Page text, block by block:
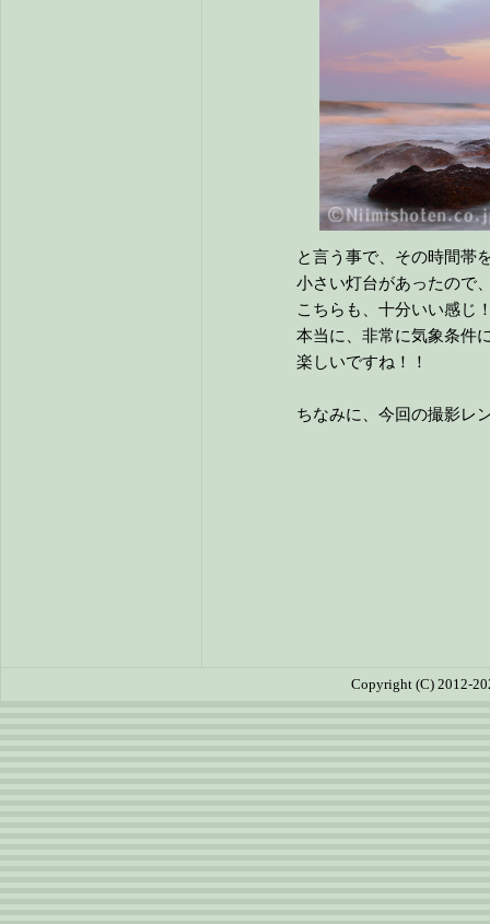
と言う事で、その時間帯
小さい灯台があったので
こちらも、十分いい感じ
本当に、非常に気象条件
楽しいですね！！
ちなみに、今回の撮影レ
Copyright (C) 2012-